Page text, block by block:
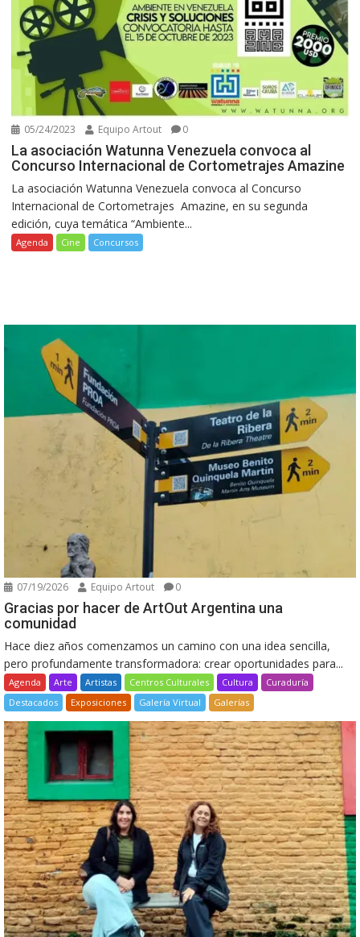
05/24/2023 Equipo Artout 0
La asociación Watunna Venezuela convoca al
Concurso Internacional de Cortometrajes Amazine
La asociación Watunna Venezuela convoca al Concurso
Internacional de Cortometrajes Amazine, en su segunda
edición, cuya temática “Ambiente...
Agenda Cine Concursos
07/19/2026 Equipo Artout 0
Gracias por hacer de ArtOut Argentina una
comunidad
Hace diez años comenzamos un camino con una idea sencilla,
pero profundamente transformadora: crear oportunidades para...
Agenda Arte Artistas Centros Culturales Cultura
Curaduría
Destacados
Exposiciones Galería Virtual Galerías